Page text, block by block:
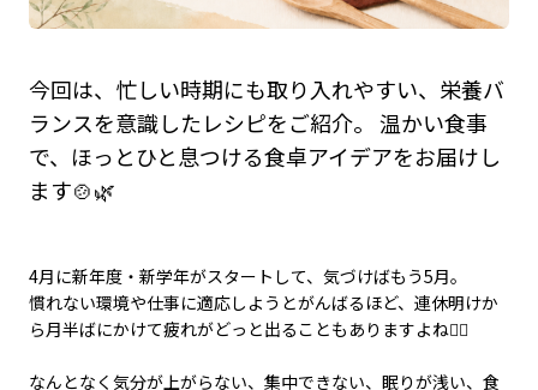
今回は、忙しい時期にも取り入れやすい、栄養バ
ランスを意識したレシピをご紹介。 温かい食事
で、ほっとひと息つける食卓アイデアをお届けし
ます🍲🌿
4月に新年度・新学年がスタートして、気づけばもう5月。
慣れない環境や仕事に適応しようとがんばるほど、連休明けか
ら月半ばにかけて疲れがどっと出ることもありますよね😮‍💨
なんとなく気分が上がらない、集中できない、眠りが浅い、食